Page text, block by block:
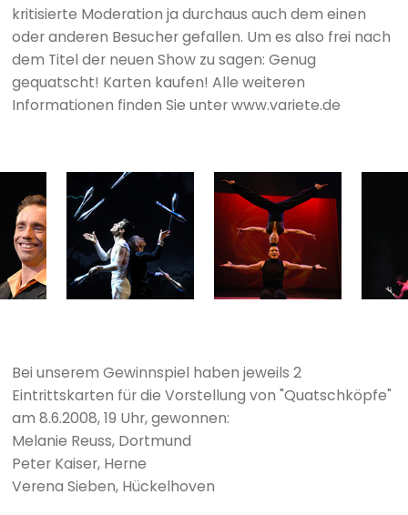
kritisierte Moderation ja durchaus auch dem einen
oder anderen Besucher gefallen. Um es also frei nach
dem Titel der neuen Show zu sagen: Genug
gequatscht! Karten kaufen! Alle weiteren
Informationen finden Sie unter www.variete.de
Bei unserem Gewinnspiel haben jeweils 2
Eintrittskarten für die Vorstellung von "Quatschköpfe"
am 8.6.2008, 19 Uhr, gewonnen:
Melanie Reuss, Dortmund
Peter Kaiser, Herne
Verena Sieben, Hückelhoven